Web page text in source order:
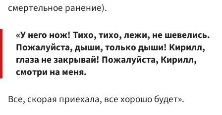
смертельное ранение).
«У него нож! Тихо, тихо, лежи, не шевелись.
Пожалуйста, дыши, только дыши! Кирилл,
глаза не закрывай! Пожалуйста, Кирилл,
смотри на меня.
Все, скорая приехала, все хорошо будет».